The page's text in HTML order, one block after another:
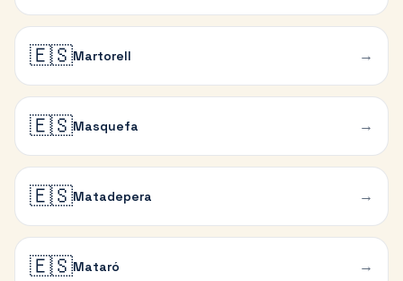
🇪🇸Martorell →
🇪🇸Masquefa →
🇪🇸Matadepera →
🇪🇸Mataró →